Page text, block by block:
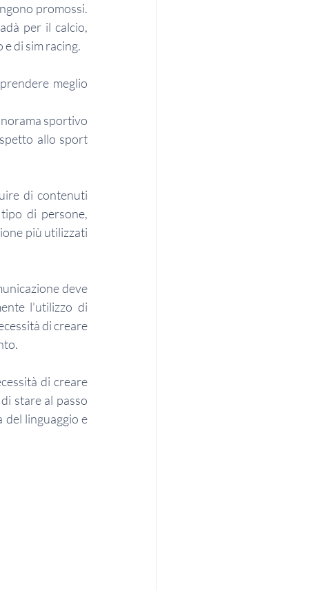
promossi.
per il calcio,
di sim racing.
meglio
sportivo
allo sport
di contenuti
di persone,
più utilizzati
deve
l'utilizzo di
di creare
di creare
stare al passo
del linguaggio e